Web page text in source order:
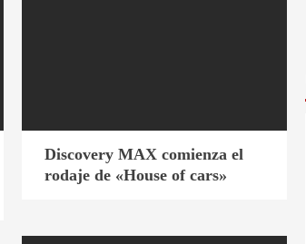
Discovery MAX comienza el
rodaje de «House of cars»